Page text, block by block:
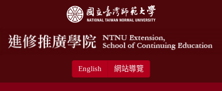
English 網站導覽